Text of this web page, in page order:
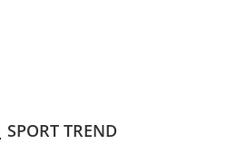
SPORT TREND